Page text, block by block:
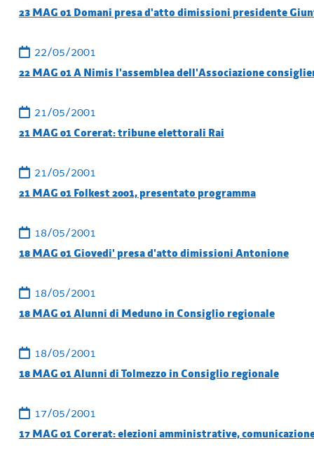
23 MAG 01 Domani presa d'atto dimissioni presidente
22/05/2001
22 MAG 01 A Nimis l'assemblea dell'Associazione
21/05/2001
21 MAG 01 Corerat: tribune elettorali Rai
21/05/2001
21 MAG 01 Folkest 2001, presentato programma
18/05/2001
18 MAG 01 Giovedi' presa d'atto dimissioni Antonione
18/05/2001
18 MAG 01 Alunni di Meduno in Consiglio regionale
18/05/2001
18 MAG 01 Alunni di Tolmezzo in Consiglio regionale
17/05/2001
17 MAG 01 Corerat: elezioni amministrative,